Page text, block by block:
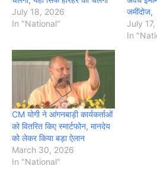
July 18, 2026
In "National"
जमींदोज,
July
In
CM योगी ने आंगनबाड़ी कार्यकर्ताओं
को वितरित किए स्मार्टफोन, मानदेय
को लेकर किया बड़ा ऐलान
March 30, 2026
In "National"